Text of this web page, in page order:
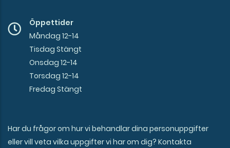
Öppettider
Måndag 12-14
Tisdag Stängt
Onsdag 12-14
Torsdag 12-14
Fredag Stängt
Har du frågor om hur vi behandlar dina personuppgifter
eller vill veta vilka uppgifter vi har om dig? Kontakta